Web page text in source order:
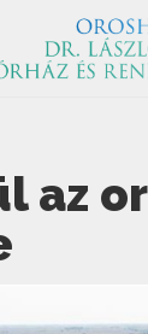
az